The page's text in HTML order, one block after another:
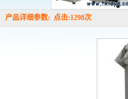
产品详细参数: 点击:1298次